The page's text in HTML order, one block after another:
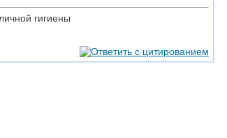
гигиены